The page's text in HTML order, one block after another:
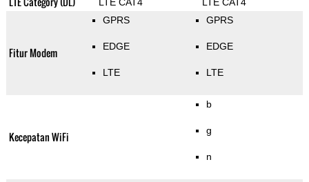
Fitur Modem
GPRS
EDGE
LTE
GPRS
EDGE
LTE
Kecepatan WiFi
b
g
n